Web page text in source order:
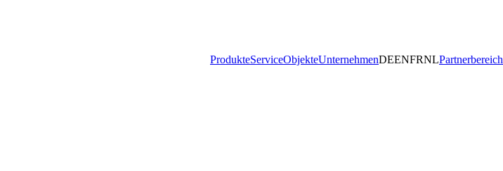
ProdukteServiceObjekteUnternehmenDEENFRNLPartnerbereich